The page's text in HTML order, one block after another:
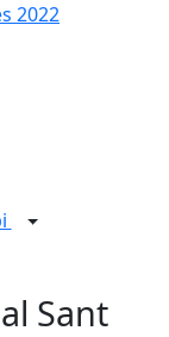
2022
Sant